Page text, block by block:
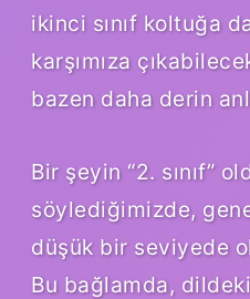
ikinci sınıf koltuğa
karşımıza
bazen daha derin
Bir şeyin “2. sınıf”
söylediğimizde,
düşük bir seviyede
Bu bağlamda,